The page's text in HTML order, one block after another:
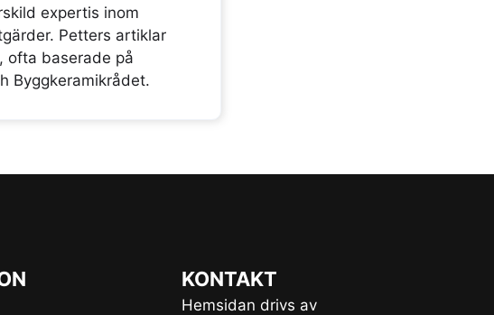
expertis inom
Petters artiklar
ofta baserade på
Byggkeramikrådet.
KONTAKT
Hemsidan drivs av